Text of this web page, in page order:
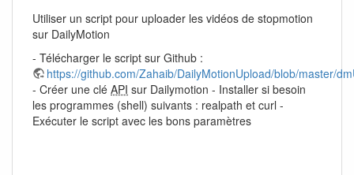
Utiliser un script pour uploader les vidéos de stopmotion
sur DailyMotion
- Télécharger le script sur Github :
https://github.com/Zahaib/DailyMotionUpload/blob/master/
- Créer une clé API sur Dailymotion - Installer si besoin
les programmes (shell) suivants : realpath et curl -
Exécuter le script avec les bons paramètres